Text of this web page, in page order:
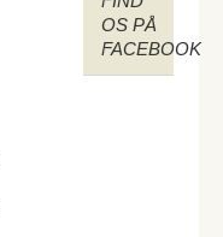
OS PÅ
FACEBOOK